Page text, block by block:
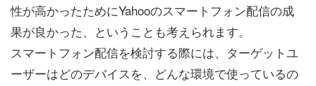
性が高かったためにYahooのスマートフォン配信の成
果が良かった、ということも考えられます。
スマートフォン配信を検討する際には、ターゲットユ
ーザーはどのデバイスを、どんな環境で使っているの